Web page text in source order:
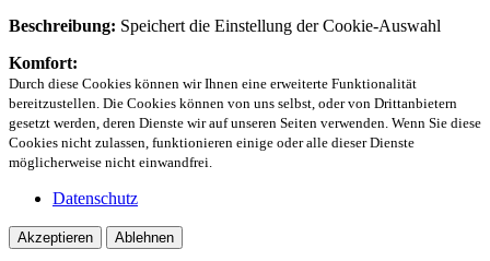
Beschreibung: Speichert die Einstellung der Cookie-Auswahl
Komfort:
Durch diese Cookies können wir Ihnen eine erweiterte Funktionalität
bereitzustellen. Die Cookies können von uns selbst, oder von Drittanbietern
gesetzt werden, deren Dienste wir auf unseren Seiten verwenden. Wenn Sie diese
Cookies nicht zulassen, funktionieren einige oder alle dieser Dienste
möglicherweise nicht einwandfrei.
Datenschutz
Akzeptieren Ablehnen